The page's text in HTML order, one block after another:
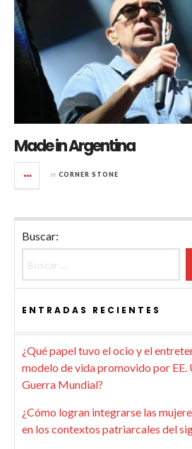
Made in Argentina
in CORNER STONE
Buscar:
ENTRADAS RECIENTES
¿Qué papel tuvo el ocio y el
modelo de vida promovido por EE.
Guerra Mundial?
¿Cómo logran integrarse las
en los contextos patriarcales del